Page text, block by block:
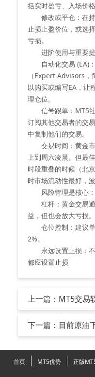
括实时盈亏、入场价格
修改或平仓：在持
止损止盈价位，或选
亏损。
进阶使用与重要
自动化交易 (EA)：
（Expert Advisors，
以购买或编写EA，让
理仓位。
信号跟单：MT5社
订阅其他交易者的交
中复制他们的交易。
交易时间：黄金市
上到周六凌晨。但最
时段重叠的时候（北
时市场流动性最好，波
风险管理是核心：
杠杆：黄金交易通
益，但也会放大亏损
仓位控制：建议单
2%。
永远设置止损：不
都应设置止损
上一篇：MT5交易
端MT5更便捷
下一篇：目前原油
用MT5交易
首页 MT5优势 正版